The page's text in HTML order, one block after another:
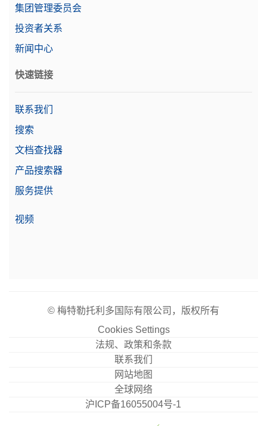
集团管理委员会
投资者关系
新闻中心
快速链接
联系我们
搜索
文档查找器
产品搜索器
服务提供
视频
© 梅特勒托利多国际有限公司，版权所有
Cookies Settings
法规、政策和条款
联系我们
网站地图
全球网络
沪ICP备16055004号-1